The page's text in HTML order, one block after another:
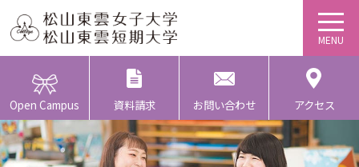
Open Campus 資料請求 お問い合わせ アクセス